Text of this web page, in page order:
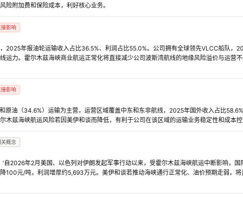
险附加费和保险成本，利好核心业务。
接影响
2025年报油轮运输收入占比36.5%、利润占比55.0%。公司拥有全球领先VLCC船队，
运力。霍尔木兹海峡商业航运正常化将直接减少公司波斯湾航线的地缘风险溢价与运营
接影响
原油（34.6%）运输为主营，运营区域覆盖中东和东非航线，2025年国外收入占比
木兹海峡航运风险若因美伊和谈而降低，有利于公司在该区域的运输业务稳定性和成本控
关概念
自2026年2月美国、以色列对伊朗发起军事行动以来，受霍尔木兹海峡航运中断影响，
100元/吨，利润增厚约5,693万元。美伊和谈若推动海峡通行正常化、油价预期走弱，